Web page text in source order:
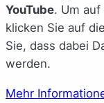
YouTube. Um
klicken Sie auf
Sie, dass dabei
werden.
Mehr